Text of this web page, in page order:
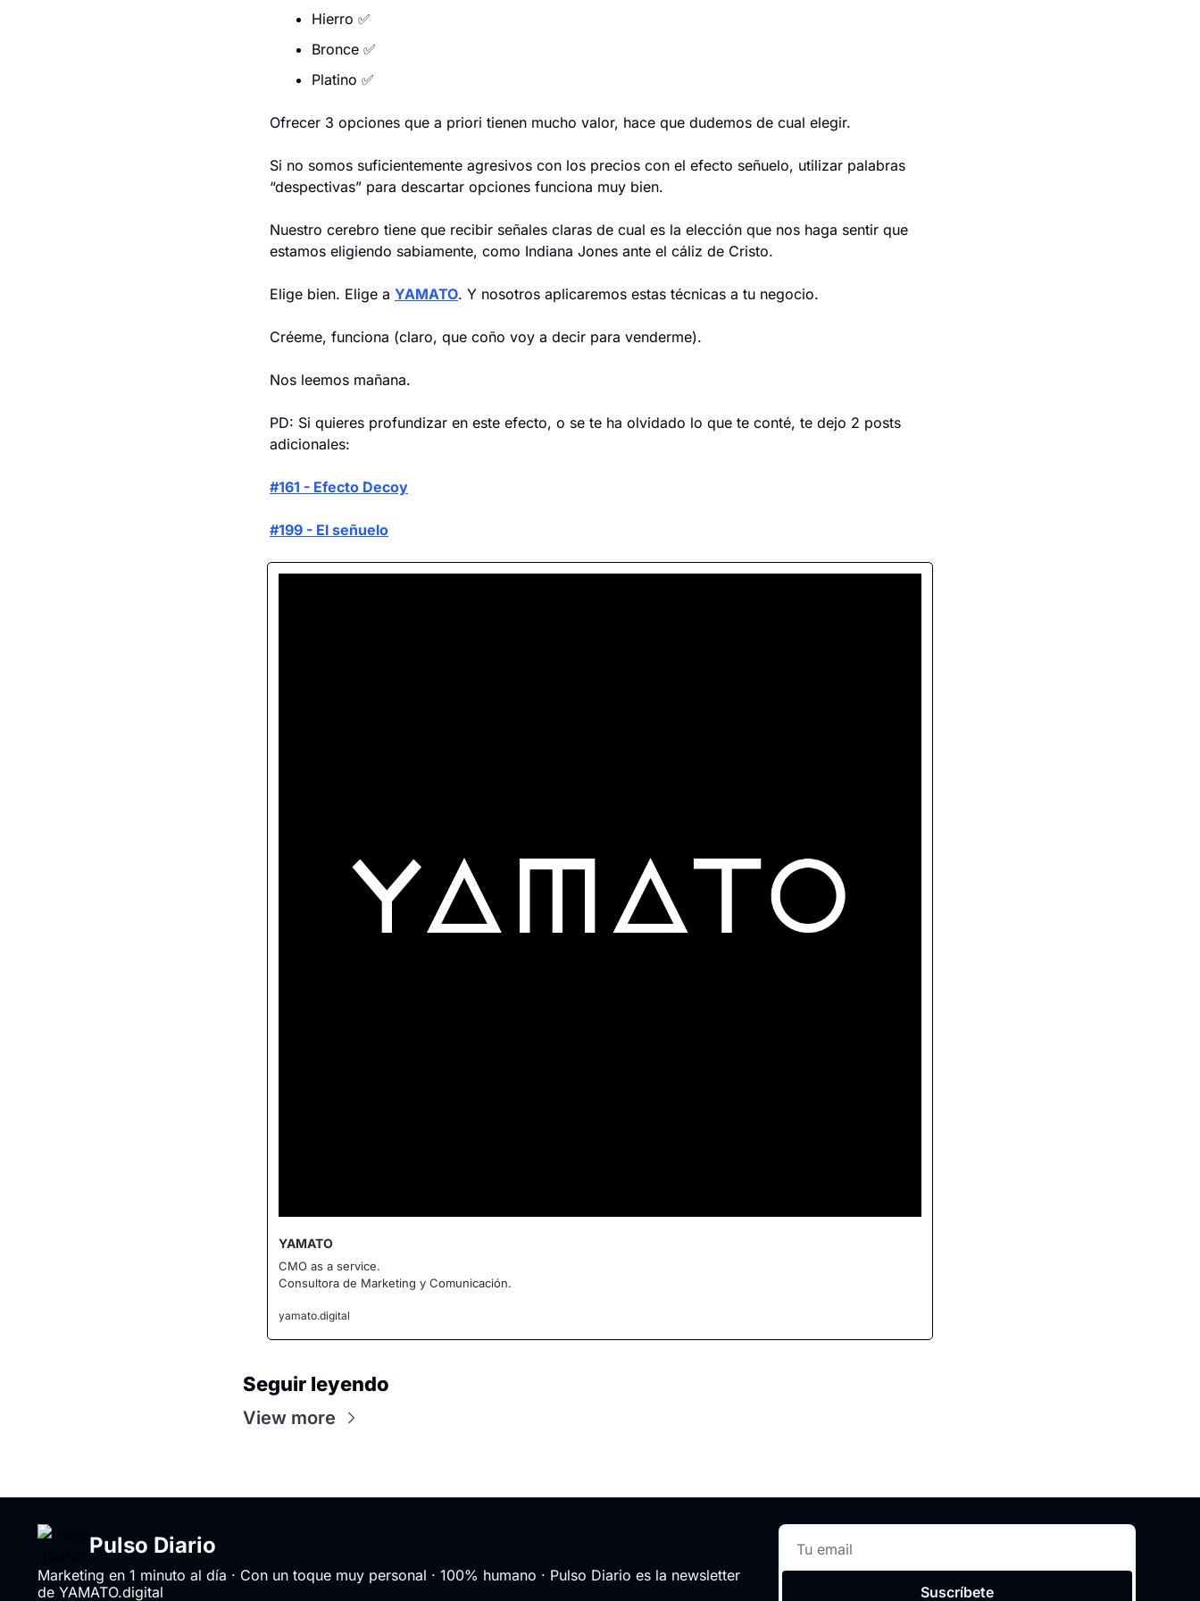
Hierro ✅
Bronce ✅
Platino ✅
Ofrecer 3 opciones que a priori tienen mucho valor, hace que dudemos de cual elegir.
Si no somos suficientemente agresivos con los precios con el efecto señuelo, utilizar palabras
“despectivas” para descartar opciones funciona muy bien.
Nuestro cerebro tiene que recibir señales claras de cual es la elección que nos haga sentir que
estamos eligiendo sabiamente, como Indiana Jones ante el cáliz de Cristo.
Elige bien. Elige a YAMATO. Y nosotros aplicaremos estas técnicas a tu negocio.
Créeme, funciona (claro, que coño voy a decir para venderme).
Nos leemos mañana.
PD: Si quieres profundizar en este efecto, o se te ha olvidado lo que te conté, te dejo 2 posts
adicionales:
#161 - Efecto Decoy
#199 - El señuelo
YAMATO
CMO as a service.
Consultora de Marketing y Comunicación.
yamato.digital
Seguir leyendo
View more
Pulso Diario
Marketing en 1 minuto al día · Con un toque muy personal · 100% humano · Pulso Diario es la newsletter
de YAMATO.digital
Suscríbete